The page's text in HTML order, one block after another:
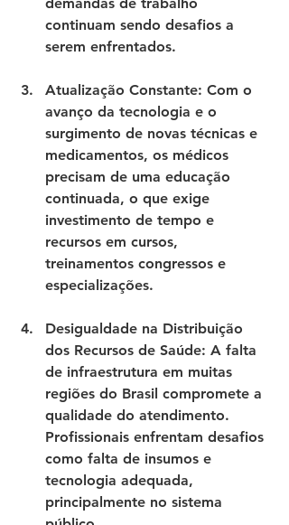
demandas de trabalho
continuam sendo desafios a
serem enfrentados.
Atualização Constante: Com o
avanço da tecnologia e o
surgimento de novas técnicas e
medicamentos, os médicos
precisam de uma educação
continuada, o que exige
investimento de tempo e
recursos em cursos,
treinamentos congressos e
especializações.
Desigualdade na Distribuição
dos Recursos de Saúde: A falta
de infraestrutura em muitas
regiões do Brasil compromete a
qualidade do atendimento.
Profissionais enfrentam desafios
como falta de insumos e
tecnologia adequada,
principalmente no sistema